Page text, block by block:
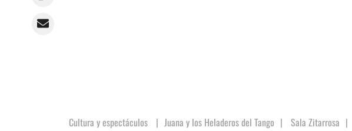
Cultura y espectáculos Juana y los Heladeros del Tango | Sala Zitarrosa |